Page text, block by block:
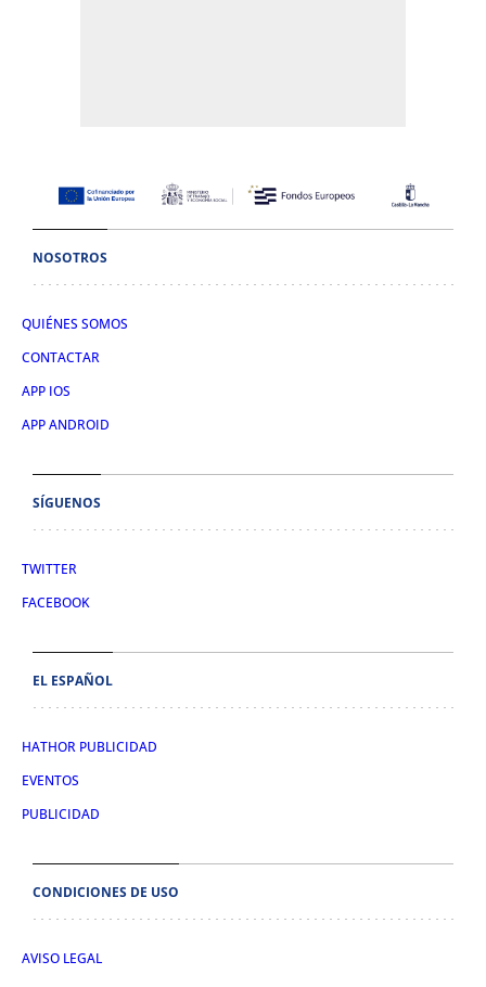
NOSOTROS
QUIÉNES SOMOS
CONTACTAR
APP IOS
APP ANDROID
SÍGUENOS
TWITTER
FACEBOOK
EL ESPAÑOL
HATHOR PUBLICIDAD
EVENTOS
PUBLICIDAD
CONDICIONES DE USO
AVISO LEGAL